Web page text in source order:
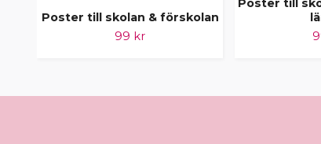
Poster till skolan & förskolan
99 kr
Poster till